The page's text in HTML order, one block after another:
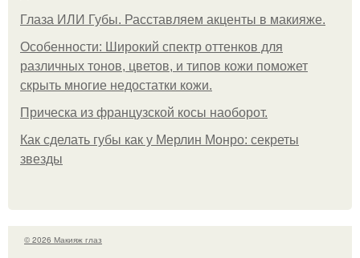
Глаза ИЛИ Губы. Расставляем акценты в макияже.
Особенности: Широкий спектр оттенков для
различных тонов, цветов, и типов кожи поможет
скрыть многие недостатки кожи.
Прическа из французской косы наоборот.
Как сделать губы как у Мерлин Монро: секреты
звезды
© 2026 Макияж глаз